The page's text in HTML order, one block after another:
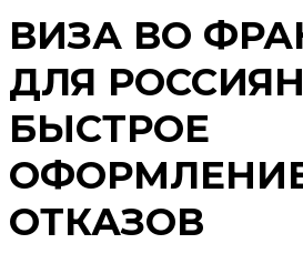
ВИЗА ВО
ДЛЯ
БЫСТРОЕ
ОТКАЗОВ